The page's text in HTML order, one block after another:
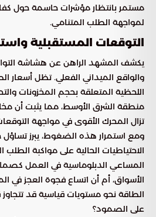
مستمر بانتظار مؤشرات حاسمة حول
لمواجهة الطلب المتنامي.
التوقعات المستقبلية
يكشف المشهد الراهن عن هشاشة
والواقع الميداني الفعلي. تظل أسعار
اللحظية المتعلقة بحجم المخزونات
منطقة الشرق الأوسط، مما يثبت أن
تزال المحرك الأقوى في مواجهة التوقعات
ومع استمرار هذه الضغوط، يبرز
الاحتياطيات الحالية على مواكبة الطلب
المساعي الدبلوماسية في العمل
الأسواق، أم أن اتساع فجوة العجز في
الطاقة نحو مستويات قياسية قد
على الصمود؟